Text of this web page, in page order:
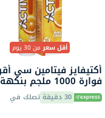
أقل سعرمن 30 يوم
أكتيفايز فيتامين سي
فوارة 1000 ملجم بنكهة
البرتقال حزمة من 20
30 دقيقة تصلك في